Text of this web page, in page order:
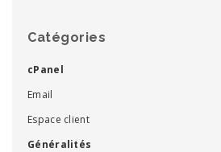
Catégories
cPanel
Email
Espace client
Généralités